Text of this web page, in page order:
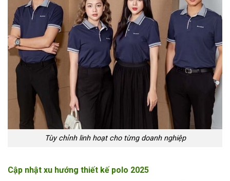
Tùy chỉnh linh hoạt cho từng doanh nghiệp
Cập nhật xu hướng thiết kế polo 2025